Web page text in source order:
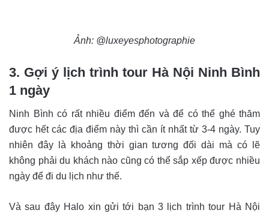
Ảnh: @luxeyesphotographie
3. Gợi ý lịch trình tour Hà Nội Ninh Bình
1 ngày
Ninh Bình có rất nhiều điểm đến và để có thể ghé thăm
được hết các địa điểm này thì cần ít nhất từ 3-4 ngày. Tuy
nhiên đây là khoảng thời gian tương đối dài mà có lẽ
không phải du khách nào cũng có thể sắp xếp được nhiều
ngày để đi du lịch như thế.
Và sau đây Halo xin gửi tới bạn 3 lịch trình tour Hà Nội